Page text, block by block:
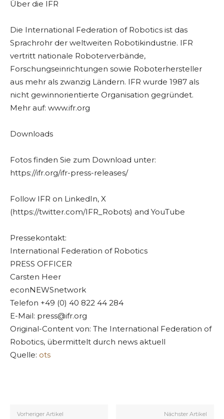
Über die IFR
Die International Federation of Robotics ist das
Sprachrohr der weltweiten Robotikindustrie. IFR
vertritt nationale Roboterverbände,
Forschungseinrichtungen sowie Roboterhersteller
aus mehr als zwanzig Ländern. IFR wurde 1987 als
nicht gewinnorientierte Organisation gegründet.
Mehr auf: www.ifr.org
Downloads
Fotos finden Sie zum Download unter:
https://ifr.org/ifr-press-releases/
Follow IFR on LinkedIn, X
(https://twitter.com/IFR_Robots) and YouTube
Pressekontakt:
International Federation of Robotics
PRESS OFFICER
Carsten Heer
econNEWSnetwork
Telefon +49 (0) 40 822 44 284
E-Mail: press@ifr.org
Original-Content von: The International Federation of
Robotics, übermittelt durch news aktuell
Quelle: ots
Vorheriger Artikel Nächster Artikel